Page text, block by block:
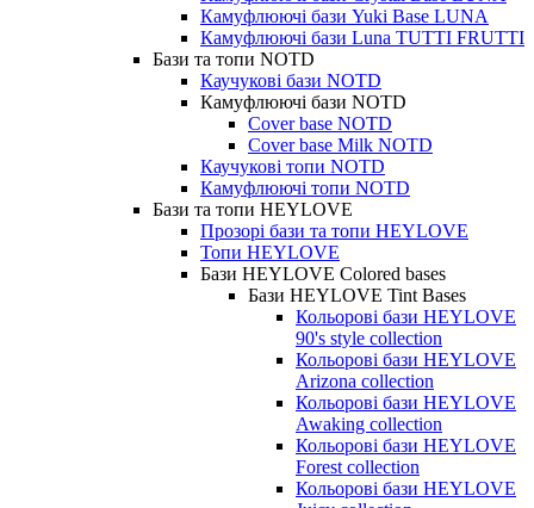
Камуфлюючі бази Yuki Base LUNA
Камуфлюючі бази Luna TUTTI FRUTTI
Бази та топи NOTD
Каучукові бази NOTD
Камуфлюючі бази NOTD
Cover base NOTD
Cover base Milk NOTD
Каучукові топи NOTD
Камуфлюючі топи NOTD
Бази та топи HEYLOVE
Прозорі бази та топи HEYLOVE
Топи HEYLOVE
Бази HEYLOVE Colored bases
Бази HEYLOVE Tint Bases
Кольорові бази HEYLOVE
90's style collection
Кольорові бази HEYLOVE
Arizona collection
Кольорові бази HEYLOVE
Awaking collection
Кольорові бази HEYLOVE
Forest collection
Кольорові бази HEYLOVE